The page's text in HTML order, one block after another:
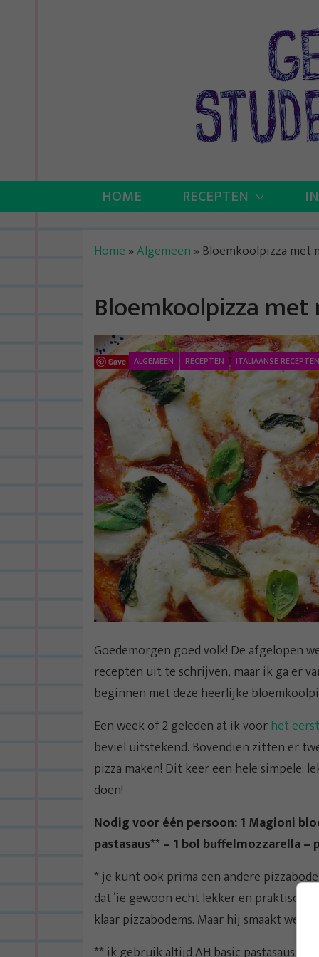
HOME RECEPTEN
Home »Algemeen » Bloemkoolpizza met
Bloemkoolpizza
Save ALGEMEEN RECEPTEN ITALIAANSE RECEPTEN
Goedemorgen goed volk! De afgelopen
recepten uit te schrijven, maar ik ga er
beginnen met deze heerlijke
Een week of 2 geleden at ik voorhet
beviel uitstekend. Bovendien zitten er
pizza maken! Dit keer een hele simpele:
doen!
Nodig voor één persoon: 1 Magioni
pastasaus** – 1 bol buffelmozzarella –
* je kunt ook prima een andere
dat ‘ie gewoon echt lekker en praktisch
klaar pizzabodems. Maar hij smaakt wel